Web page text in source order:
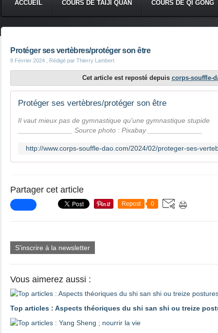
ACCUEIL COURS DE TAIJI QUAN COURS DE QI GONG
Protéger ses vertèbres/protéger son être
8 Février 2024 , Rédigé par Thierry Lambert
Cet article est reposté depuis corps-souffle-
Protéger ses vertèbres/protéger son être
Il vaut mieux pas de gymnastique qu'une gymnastique stupide
______________ Source photo : Pixabay ______________
http://www.corps-souffle-dao.com/2024/02/proteger-ses-
Partager cet article
Repost 0
S'inscrire à la newsletter
Vous aimerez aussi :
Top articles : Aspects théoriques du shi san shi ou treize